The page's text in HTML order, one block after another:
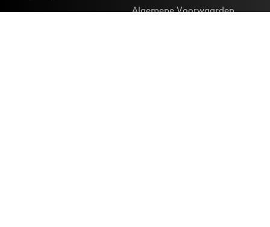
Algemene Voorwaarden